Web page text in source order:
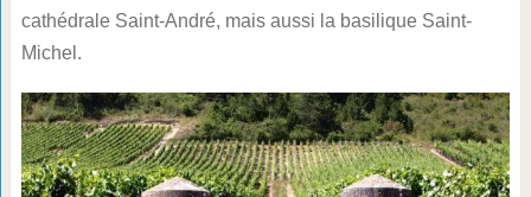
cathédrale Saint-André, mais aussi la basilique Saint-
Michel.